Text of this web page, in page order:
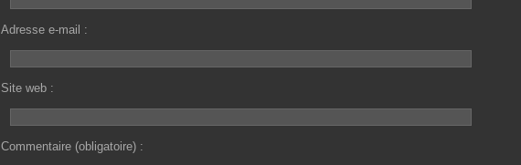
Adresse e-mail :
Site web :
Commentaire (obligatoire) :